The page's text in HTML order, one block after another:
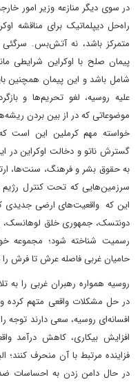
در سوی دیگر منازعه وزیر امور
راه‌حل دیپلماتیک برای مناقشه
متمرکز باشد، نه آتش‌بس. سرگئی
پیمان صلح با اوکراین شرایطی
شامل باشد و این پیمان همچنین
علیه روسیه، لغو تحریم‌ها و
موضوعاتی که در از بین بردن
خواسته مهم کرملین این است
گسترش ناتو و دخالت اوکراین در
به حقوق بشر و فرهنگ، سنت‌ها،
سرزمین‌هایی که تحت کنترل رژیم
این که واقعیت‌های ارضی جدیدی
دونتسک، جمهوری خلق لوهانسک،
رسمیت شناخته شود؛ مجموعه
حامیان غربی فاصله عرش تا فرش را
روسیه همواره رهبران غربی را به
در حل مشکلات واقعی متهم کرده و
افسانه‌ای روسیه، سعی دارند توجه
افزایش بیکاری، کاهش درآمد
فزاینده مرتبط با آن منحرف
در حال دامن زدن به احساسات